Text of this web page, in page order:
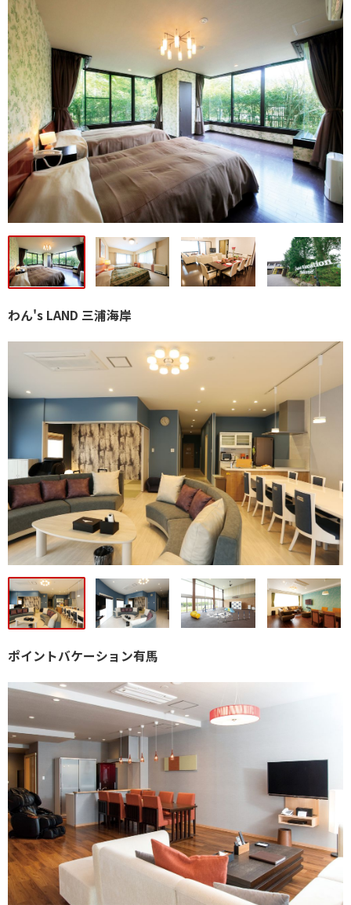
わん's LAND 三浦海岸
ポイントバケーション有馬